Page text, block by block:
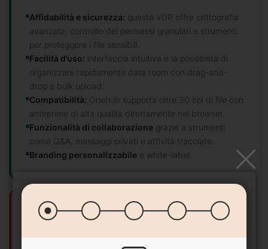
Affidabilità e sicurezza: questa VDR offre crittografia
avanzata, controllo dei permessi granulari e strumenti
per proteggere i file sensibili.
Facilità d’uso: interfaccia intuitiva e la possibilità di
organizzare rapidamente data room con drag-and-
drop e bulk upload.
Compatibilità: Onehub supporta oltre 30 tipi di file con
anteprime di alta qualità direttamente nel browser.
Funzionalità di collaborazione grazie a strumenti
come Q&A, messaggi privati e attività tracciate.
Branding personalizzabile e white-label.
✕ Contro
AlcuneOnehub recensionisegnalano che l’interfaccia